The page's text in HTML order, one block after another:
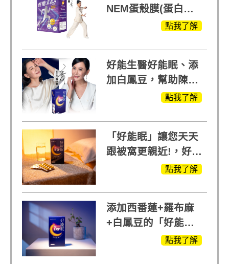
NEM蛋殼膜(蛋白聚
醣)關鍵配方，厲害其
點我了解
好能生醫好能眠、添
加白鳳豆，幫助陳亞
蘭入睡的力量點我了解
「好能眠」讓您天天
跟被窩更親近!，好能
生醫X陳亞蘭推薦!
點我了解
添加西番蓮+羅布麻
+白鳳豆的「好能
眠」，獨家專利配
點我了解